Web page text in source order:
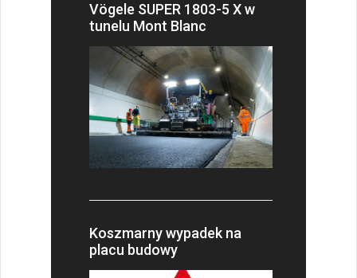
Vögele SUPER 1803-5 X w
tunelu Mont Blanc
Koszmarny wypadek na
placu budowy